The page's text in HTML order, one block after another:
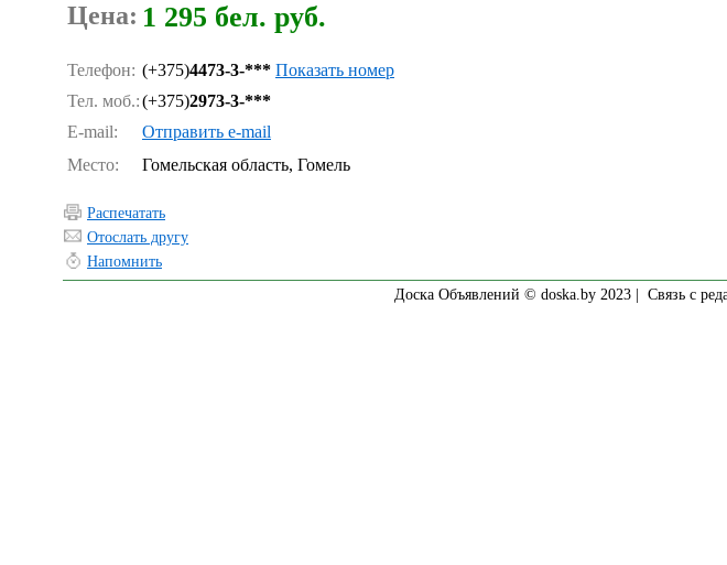
Цена: 1 295 бел. руб.
Телефон: (+375)4473-3-*** Показать номер
Тел. моб.:(+375)2973-3-***
E-mail: Отправить e-mail
Место: Гомельская область, Гомель
Распечатать
Отослать другу
Напомнить
Доска Объявлений © doska.by 2023 |
Связь с